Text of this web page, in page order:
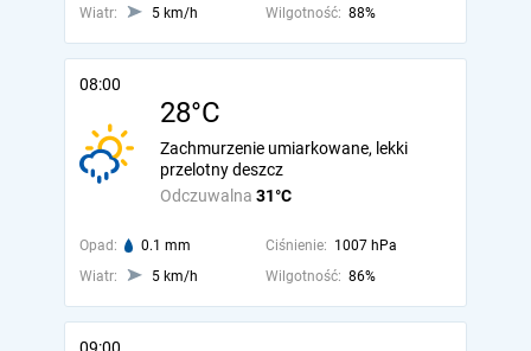
Wiatr:
5 km/h Wilgotność: 88%
08:00
28°C
Odczuwalna 31°C
Zachmurzenie umiarkowane, lekki
przelotny deszcz
Opad: 0.1 mm Ciśnienie: 1007 hPa
Wiatr:
5 km/h Wilgotność: 86%